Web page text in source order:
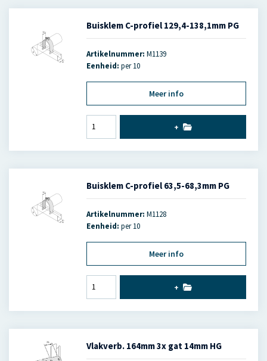
Buisklem C-profiel 129,4-138,1mm PG
Artikelnummer: M1139
Eenheid: per 10
Meer info
+
Buisklem C-profiel 63,5-68,3mm PG
Artikelnummer: M1128
Eenheid: per 10
Meer info
+
Vlakverb. 164mm 3x gat 14mm HG